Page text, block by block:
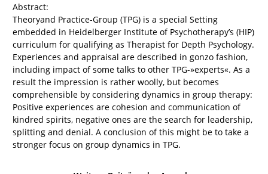
Abstract:
Theoryand Practice-Group (TPG) is a special Setting
embedded in Heidelberger Institute of Psychotherapy’s (HIP)
curriculum for qualifying as Therapist for Depth Psychology.
Experiences and appraisal are described in gonzo fashion,
including impact of some talks to other TPG-»experts«. As a
result the impression is rather woolly, but becomes
comprehensible by considering dynamics in group therapy:
Positive experiences are cohesion and communication of
kindred spirits, negative ones are the search for leadership,
splitting and denial. A conclusion of this might be to take a
stronger focus on group dynamics in TPG.